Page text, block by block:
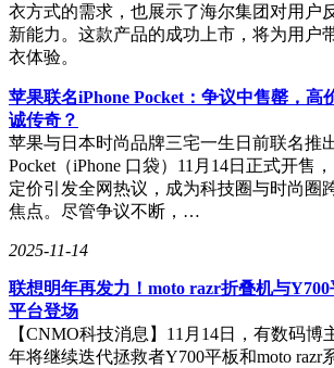
衣方式的需求，也展示了海尔集团对用户
新能力。这款产品的成功上市，将为用户
衣体验。
苹果联名iPhone Pocket：争议中售罄，高
诚传奇？
苹果与日本时尚品牌三宅一生日前联名推
Pocket（iPhone 口袋）11月14日正式开售
定价引发全网热议，成为科技圈与时尚圈
焦点。尽管争议不断，…
2025-11-14
联想明年再发力！moto razr折叠机与
平台登场
【CNMO科技消息】11月14日，有数码博
年将继续迭代拯救者Y700平板和moto razr